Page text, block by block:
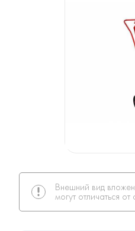
Внешний вид
могут отличаться